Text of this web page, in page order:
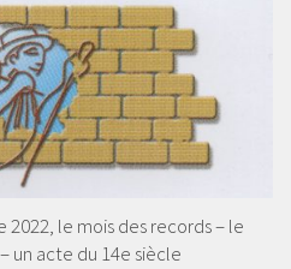
le mois des records – le
un acte du 14e siècle